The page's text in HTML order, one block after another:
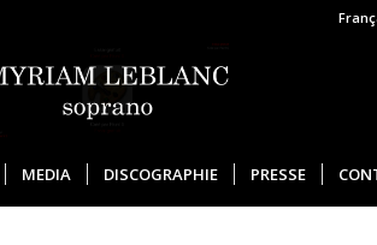
MEDIA DISCOGRAPHIE PRESSE